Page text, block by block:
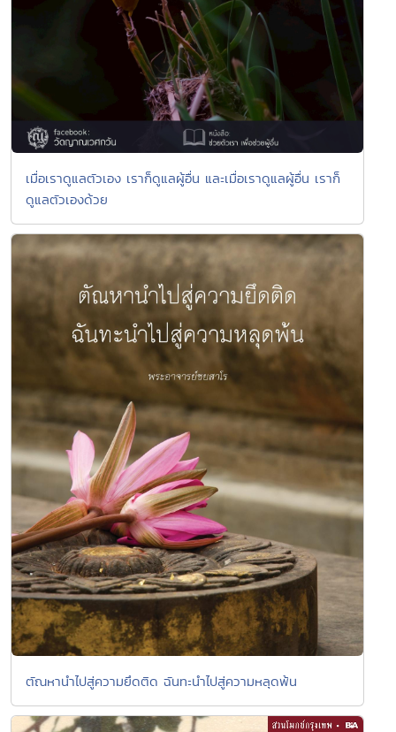
เมื่อเราดูแลตัวเอง เราก็ดูแลผู้อื่น และเมื่อเราดูแลผู้อื่น เราก็
ดูแลตัวเองด้วย
ตัณหานำไปสู่ความยึดติด ฉันทะนำไปสู่ความหลุดพ้น